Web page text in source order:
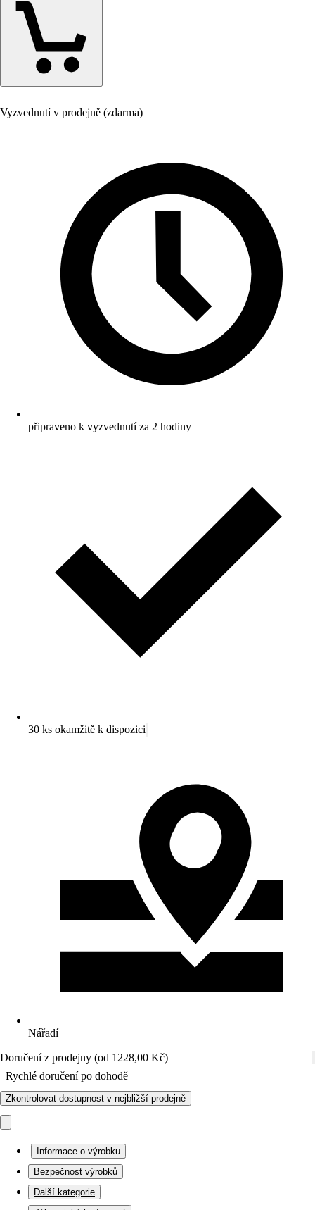
Vyzvednutí v prodejně (zdarma)
připraveno k vyzvednutí za 2 hodiny
30 ks okamžitě k dispozici
Nářadí
Doručení z prodejny (od 1228,00 Kč)
Rychlé doručení po dohodě
Zkontrolovat dostupnost v nejbližší prodejně
Informace o výrobku
Bezpečnost výrobků
Další kategorie